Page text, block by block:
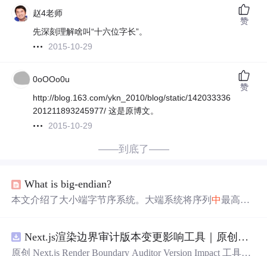
赵4老师
先深刻理解啥叫“十六位字长”。
2015-10-29
赞
0oOOo0u
http://blog.163.com/ykn_2010/blog/static/142033336
201211893245977/ 这是原博文。
2015-10-29
赞
——到底了——
What is big-endian?
本文介绍了大小端字节序系统。大端系统将序列 中最高有
owerPC是双端系统。两系统数据转换有NUXI问题，且位
序也有大小端之分。
Next.js渲染边界审计版本变更影响工具｜原创源码+测试+离线报告
原创 Next.js Render Boundary Auditor Version Impact 工具，